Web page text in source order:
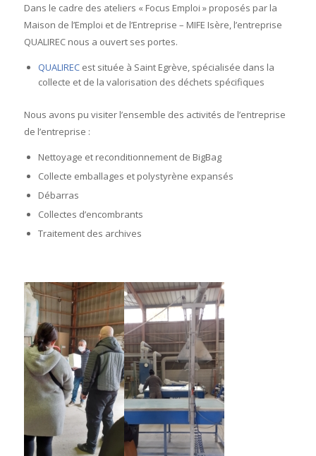
Dans le cadre des ateliers « Focus Emploi » proposés par la
Maison de l’Emploi et de l’Entreprise – MIFE Isère, l’entreprise
QUALIREC nous a ouvert ses portes.
QUALIRECest située à Saint Egrève, spécialisée dans la
collecte et de la valorisation des déchets spécifiques
Nous avons pu visiter l’ensemble des activités de l’entreprise
de l’entreprise :
Nettoyage et reconditionnement de BigBag
Collecte emballages et polystyrène expansés
Débarras
Collectes d’encombrants
Traitement des archives